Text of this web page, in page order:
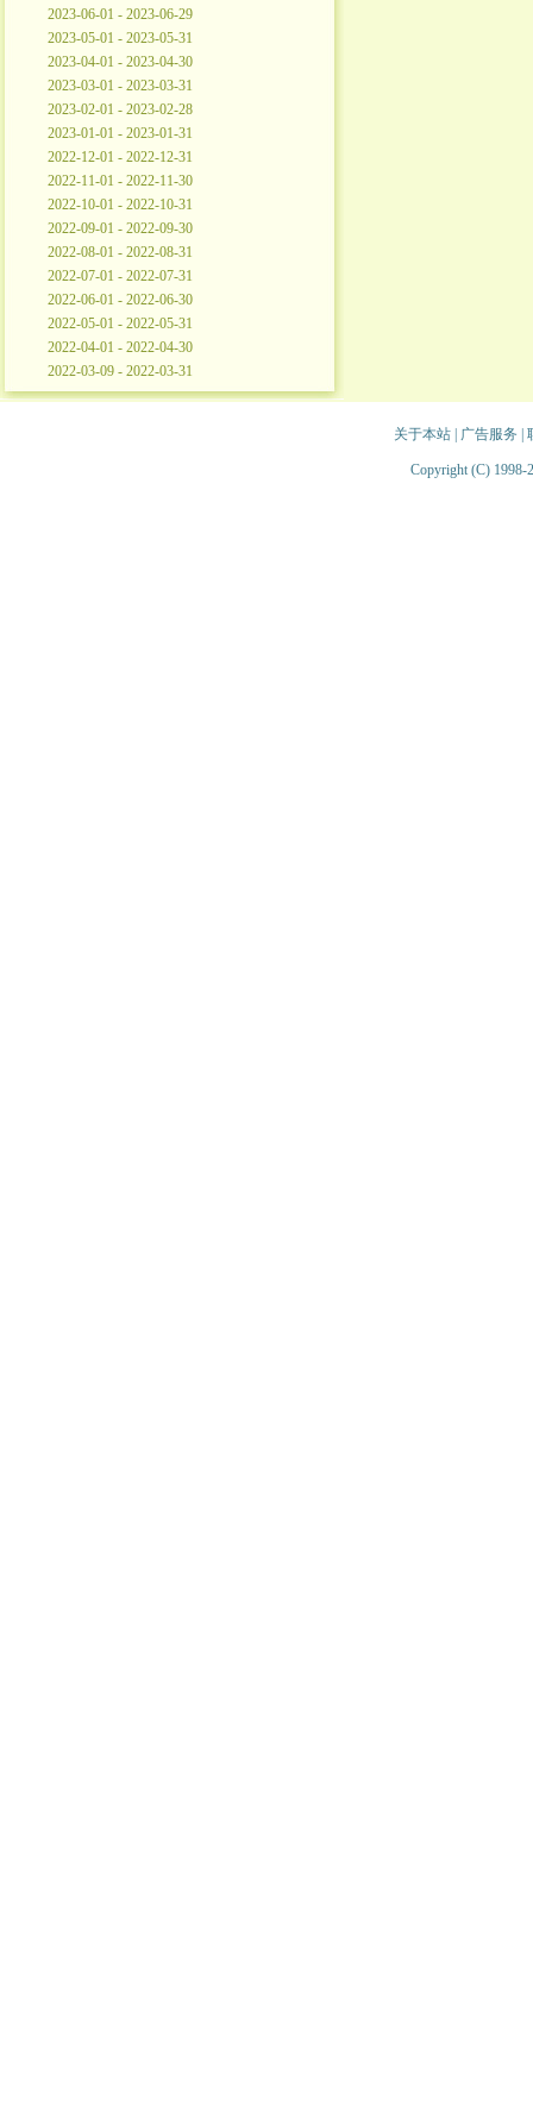
2023-06-01 - 2023-06-29
2023-05-01 - 2023-05-31
2023-04-01 - 2023-04-30
2023-03-01 - 2023-03-31
2023-02-01 - 2023-02-28
2023-01-01 - 2023-01-31
2022-12-01 - 2022-12-31
2022-11-01 - 2022-11-30
2022-10-01 - 2022-10-31
2022-09-01 - 2022-09-30
2022-08-01 - 2022-08-31
2022-07-01 - 2022-07-31
2022-06-01 - 2022-06-30
2022-05-01 - 2022-05-31
2022-04-01 - 2022-04-30
2022-03-09 - 2022-03-31
关于本站| 广告服务
Copyright (C) 1998-